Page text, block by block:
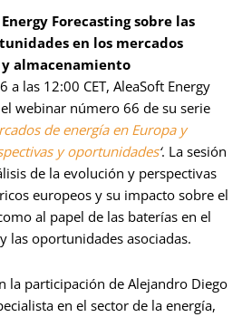
Forecasting sobre las
en los mercados
almacenamiento
a las 12:00 CET, AleaSoft Energy
webinar número 66 de su serie
de energía en Europa y
y oportunidades‘. La sesión
de la evolución y perspectivas
europeos y su impacto sobre el
al papel de las baterías en el
las oportunidades asociadas.
la participación de Alejandro Diego
en el sector de la energía,